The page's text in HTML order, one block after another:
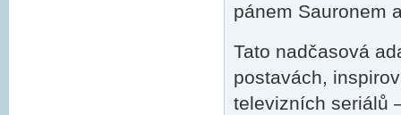
pánem Sauronem
Tato nadčasová
postavách,
televizních seriálů